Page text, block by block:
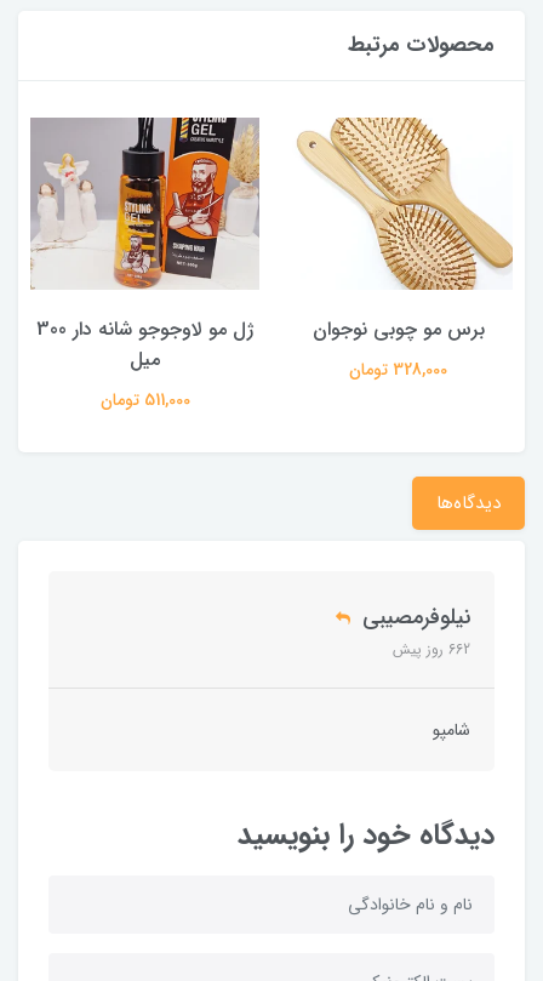
محصولات مرتبط
برس مو چوبی نوجوان
328,000 تومان
ژل مو لاوجوجو شانه دار 300
میل
511,000 تومان
دیدگاه‌ها
نیلوفرمصیبی
662 روز پیش
شامپو
دیدگاه خود را بنویسید